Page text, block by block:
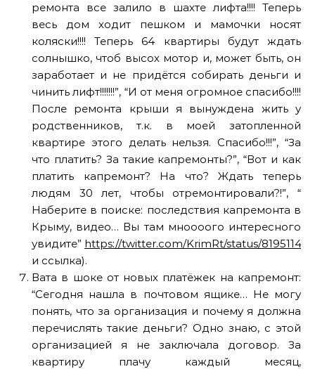
ремонта все залило в шахте лифта!!!! Теперь
весь дом ходит пешком и мамочки носят
коляски!!!! Теперь 64 квартиры будут ждать
солнышко, чтоб высох мотор и, может быть, он
заработает и не придётся собирать деньги и
чинить лифт!!!!!!!”, “И от меня огромное спасибо!!!!
После ремонта крыши я вынуждена жить у
родственников, т.к. в моей затопленной
квартире этого делать нельзя. Спасибо!!!”, “За
что платить? За такие капремонты?”, “Вот и как
платить капремонт? На что? Ждать теперь
людям 30 лет, чтобы отремонтировали?!”, “
Наберите в поиске: последствия капремонта в
Крыму, видео… Вы там мноооого интересного
увидите” https://twitter.com/KrimRt/status/
и ссылка).
Вата в шоке от новых платёжек на капремонт:
“Сегодня нашла в почтовом ящике… Не могу
понять, что за организация и почему я должна
перечислять такие деньги? Одно знаю, с этой
организацией я не заключала договор. За
квартиру плачу каждый месяц,